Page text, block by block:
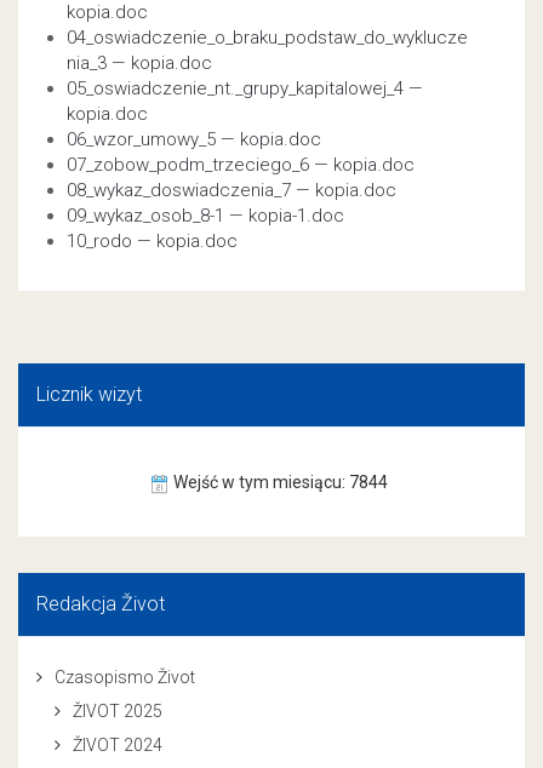
kopia.doc
04_oswiadczenie_o_braku_podstaw_do_wyklucze
nia_3 — kopia.doc
05_oswiadczenie_nt._grupy_kapitalowej_4 —
kopia.doc
06_wzor_umowy_5 — kopia.doc
07_zobow_podm_trzeciego_6 — kopia.doc
08_wykaz_doswiadczenia_7 — kopia.doc
09_wykaz_osob_8-1 — kopia-1.doc
10_rodo — kopia.doc
Licznik wizyt
Wejść w tym miesiącu: 7844
Redakcja Život
Czasopismo Život
ŽIVOT 2025
ŽIVOT 2024